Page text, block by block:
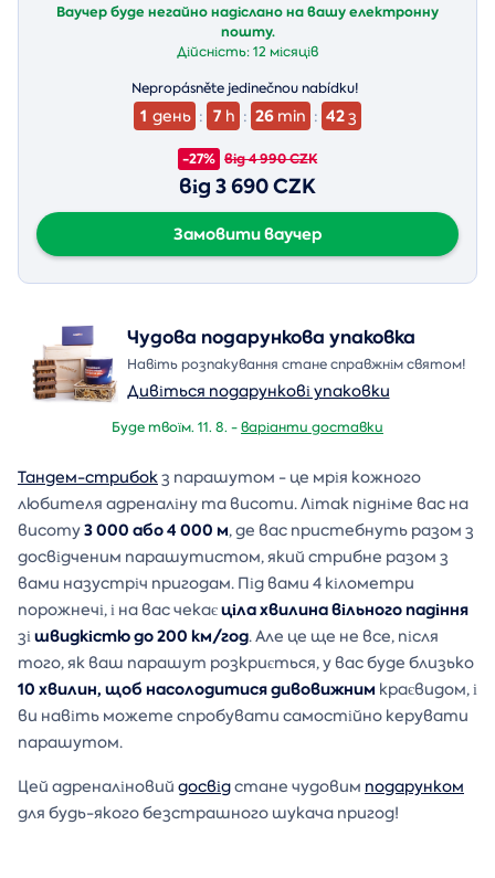
Ваучер буде негайно надіслано на вашу електронну
пошту.
Дійсність:12 місяців
Nepropásněte jedinečnou nabídku!
1 день : 7 h : 26 min : 41 з
-27% від 4 990 CZK
від 3 690 CZK
Замовити ваучер
Чудова подарункова упаковка
Навіть розпакування стане справжнім святом!
Дивіться подарункові упаковки
Буде твоїм. 11. 8. -варіанти доставки
Тандем-стрибокз парашутом - це мрія кожного
любителя адреналіну та висоти. Літак підніме вас на
висоту3 000 або 4 000 м, де вас пристебнуть разом з
досвідченим парашутистом, який стрибне разом з
вами назустріч пригодам. Під вами 4 кілометри
порожнечі, і на вас чекаєціла хвилина вільного падіння
зішвидкістю до 200 км/год. Але це ще не все, після
того, як ваш парашут розкриється, у вас буде близько
10 хвилин, щоб насолодитися дивовижним краєвидом, і
ви навіть можете спробувати самостійно керувати
парашутом.
Цей адреналіновий досвідстане чудовим подарунком
для будь-якого безстрашного шукача пригод!